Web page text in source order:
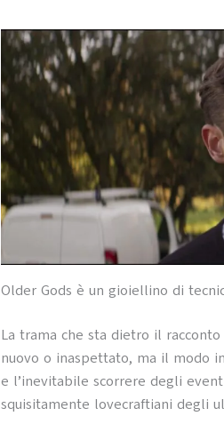
Older Gods è un gioiellino di
La trama che sta dietro il
nuovo o inaspettato, ma il modo
e l’inevitabile scorrere degli
squisitamente lovecraftiani degli